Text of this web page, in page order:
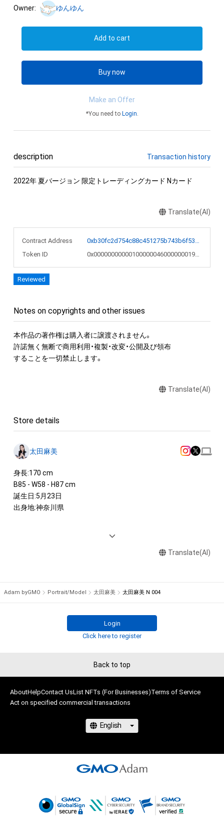
Owner: ゆんゆん
Add to cart
Buy now
Make an Offer
*You need to Login.
description Transaction history
2022年 夏バージョン 限定トレーディングカード Nカード
Translate(AI)
Contract Address
0xb30fc2d754c88c451275b743b6f530f19f643683
Token ID
0x00000000000100000046000000019a15
Reviewed
Notes on copyrights and other issues
本作品の著作権は購入者に譲渡されません。
許諾無く無断で商用利用・複製・改変・公開及び領布
することを一切禁止します。
Translate(AI)
Store details
太田麻美
身長:170 cm
B85 - W58 - H87 cm
誕生日:5月23日
出身地:神奈川県
<IMAGE GIRL>
2019　西口プロレス・ラウンドガールユニット「西口向上委員
2018　Super GT LEXUS TEAM au TOM's「au Circuit Queen」
<DVD>
Translate(AI)
Adam byGMO Portrait/Model 太田麻美 太田麻美 N 004
Login
Click here to register
Back to top
AboutHelpContact UsList NFTs (For Businesses)Terms of Service
Act on specified commercial transactions